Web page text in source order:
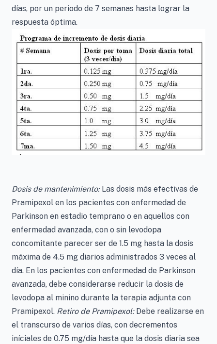
días, por un periodo de 7 semanas hasta lograr la
respuesta óptima.
Dosis de mantenimiento:Las dosis más efectivas de
Pramipexol en los pacientes con enfermedad de
Parkinson en estadio temprano o en aquellos con
enfermedad avanzada, con o sin levodopa
concomitante parecer ser de 1.5 mg hasta la dosis
máxima de 4.5 mg diarios administrados 3 veces al
día. En los pacientes con enfermedad de Parkinson
avanzada, debe considerarse reducir la dosis de
levodopa al minino durante la terapia adjunta con
Pramipexol. Retiro de Pramipexol:Debe realizarse en
el transcurso de varios días, con decrementos
iníciales de 0.75 mg/día hasta que la dosis diaria sea